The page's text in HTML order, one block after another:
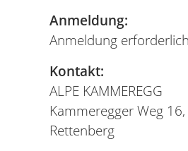
Anmeldung:
Anmeldung erforderlich
Kontakt:
ALPE KAMMEREGG
Kammeregger Weg
Rettenberg